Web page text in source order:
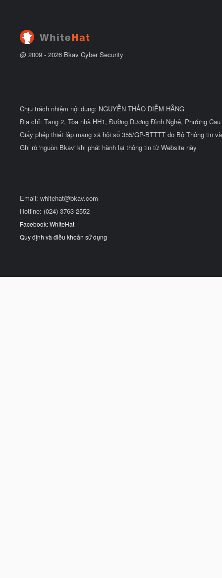
@ 2009 - 2026 Bkav Cyber Security
Chịu trách nhiệm nội dung: NGUYỄN THẢO DIỄM HẰNG
Địa chỉ: Tầng 2, Tòa nhà HH1, Đường Dương Đình Nghệ, Phường
Giấy phép thiết lập mạng xã hội số 355/GP-BTTTT do Bộ Thông tin
Ghi rõ 'nguồn Bkav' khi phát hành lại thông tin từ Website này
Email: whitehat@bkav.com
Hotline: (024) 3763 2552
Facebook: WhiteHat
Quy định và điều khoản sử dụng